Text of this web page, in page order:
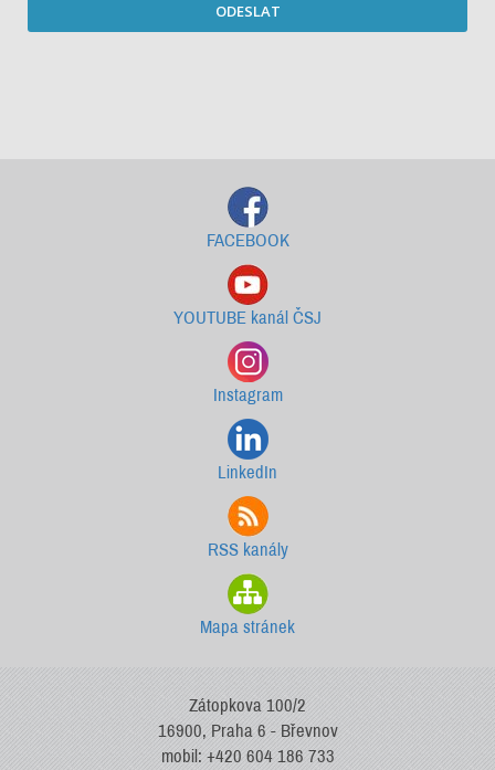
ODESLAT
FACEBOOK
YOUTUBE kanál ČSJ
Instagram
LinkedIn
RSS kanály
Mapa stránek
Zátopkova 100/2
16900, Praha 6 - Břevnov
mobil: +420 604 186 733